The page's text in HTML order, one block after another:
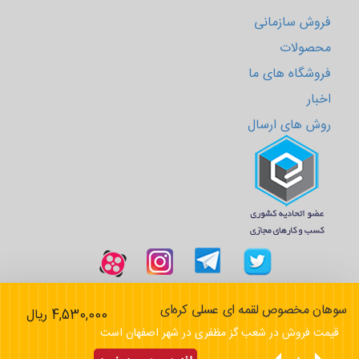
سوهان مخصوص لقمه ای عسلی کره‌ای 4,530,000 ریال
قیمت فروش در شعب گز مظفری در شهر اصفهان است
فروش سازمانی
محصولات
فروشگاه های ما
اخبار
روش های ارسال
تمامی حقوق این سایت متعلق به گز مظفری است
طراحی سایت
و پیاده سازی توسطرایا رسانه